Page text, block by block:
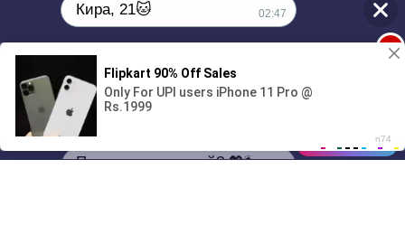
01/07
00:00
Кира, 21🐱 02:47
Поиграешь со мной? 💖🐾
1